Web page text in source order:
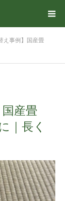
え事例】国産畳
産畳
｜長く